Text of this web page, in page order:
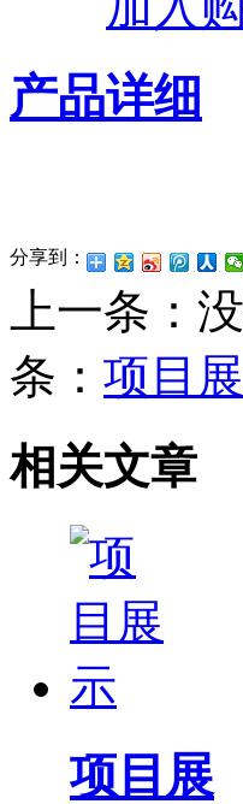
产品详细
分享到：
上一条：
条： 项目
相关文章
项目展